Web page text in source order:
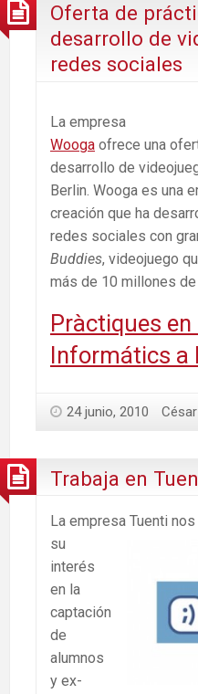
Oferta de
desarrollo de
redes sociales
La empresa
Wooga ofrece una
desarrollo de
Berlin. Wooga es una
creación que ha
redes sociales con
Buddies, videojuego
más de 10 millones
Pràctiques
Informátics a
24 junio, 2010 César
Trabaja en
La empresa Tuenti
su
interés
en la
captación
de
alumnos
y ex-